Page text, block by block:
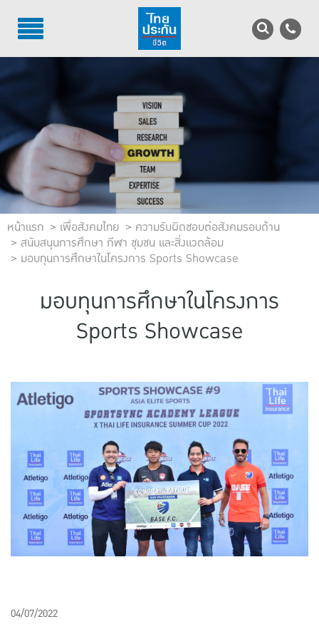
TH EN
บริการตัวแทน
รู้จักไทยประกันชีวิต
นักลงทุนสัมพันธ์
เพื่อสังคมไทย
ติดต่อไทยประกันชีวิต
บทความ
แบบประกันทั้งหมด
เปรียบเทียบแบบประกัน
เลือกแบบประกันที่เหมาะกับคุณ
TL Learning Center
หน้าแรก เพื่อสังคมไทย
ความรับผิดชอบต่อสังคมรอบด้าน
สนับสนุนการศึกษา กีฬา ชุมชน และสิ่งแวดล้อม
มอบทุนการศึกษาในโครงการ Sports Showcase
มอบทุนการศึกษาในโครงการ
Sports Showcase
04/07/2022